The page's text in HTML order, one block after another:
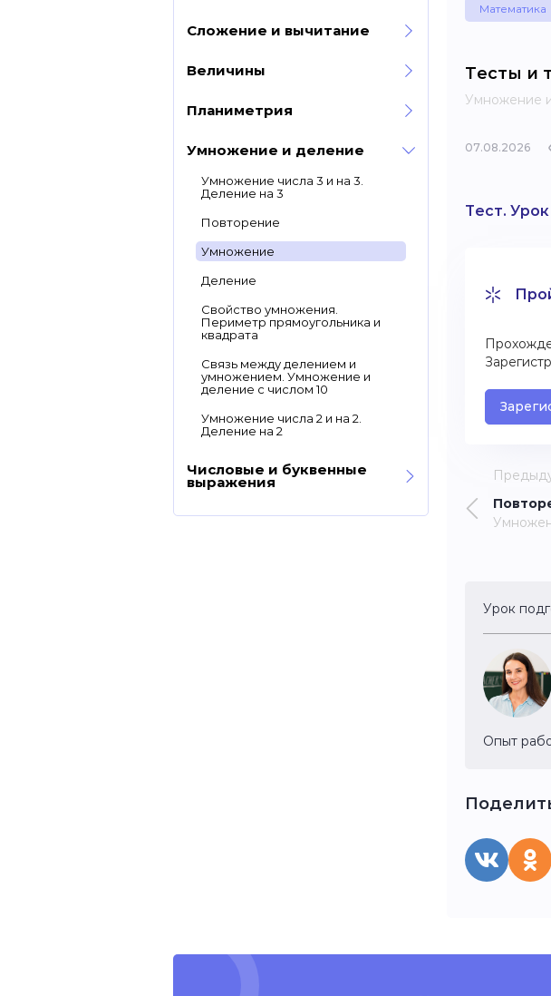
Сложение и вычитание
Величины
Планиметрия
Умножение и деление
Умножение числа 3 и на 3.
Деление на 3
Повторение
Умножение
Деление
Свойство умножения.
Периметр прямоугольника и
квадрата
Связь между делением и
умножением. Умножение и
деление с числом 10
Умножение числа 2 и на 2.
Деление на 2
Числовые и буквенные
выражения
Математика
Тесты и
Умножение
07.08.2026
Тест.
Урок
Опыт